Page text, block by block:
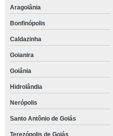
Aragoiânia
Bonfinópolis
Caldazinha
Goianira
Goiânia
Hidrolândia
Nerópolis
Santo Antônio de Goiás
Terezópolis de Goiás